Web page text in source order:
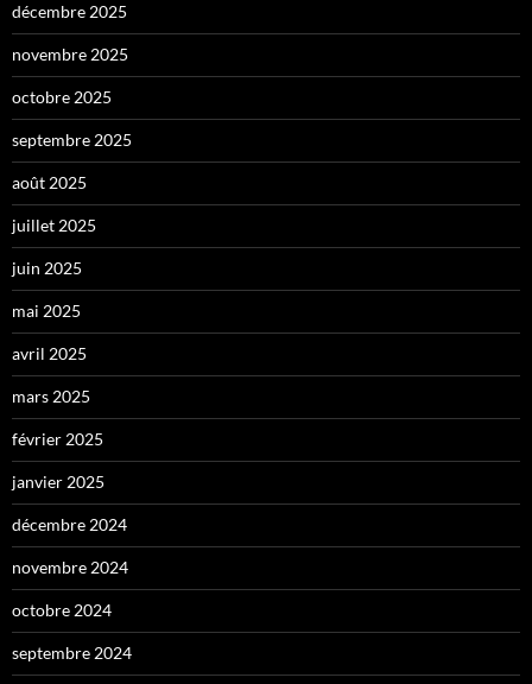
décembre 2025
novembre 2025
octobre 2025
septembre 2025
août 2025
juillet 2025
juin 2025
mai 2025
avril 2025
mars 2025
février 2025
janvier 2025
décembre 2024
novembre 2024
octobre 2024
septembre 2024